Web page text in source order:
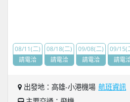
08/11(二)
請電洽
08/18(二)
請電洽
09/08(二)
請電洽
09/15(
請電
出發地：高雄-小港機場 航班資訊